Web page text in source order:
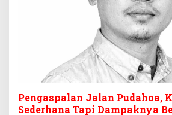
Pengaspalan Jalan Pudahoa,
Sederhana Tapi Dampaknya